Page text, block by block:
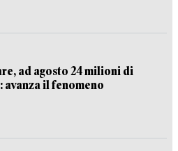
ad agosto 24 milioni di
il fenomeno